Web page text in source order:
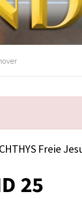
Freie
25